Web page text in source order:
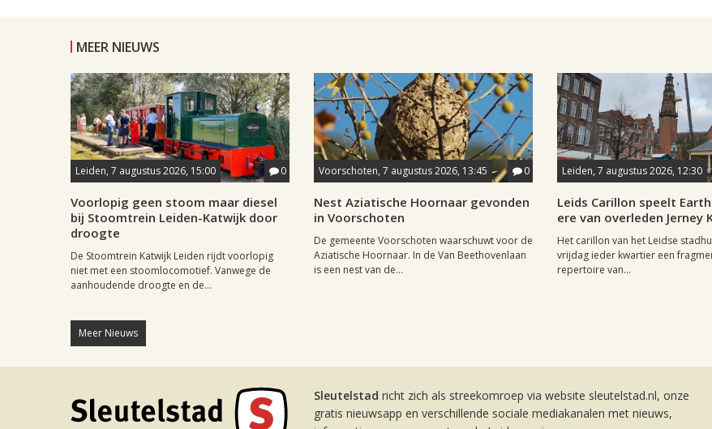
MEER NIEUWS
Leiden, 7 augustus 2026, 15:00 0
Voorlopig geen stoom maar diesel
bij Stoomtrein Leiden-Katwijk door
droogte
De Stoomtrein Katwijk Leiden rijdt voorlopig
niet met een stoomlocomotief. Vanwege de
aanhoudende droogte en de...
Voorschoten, 7 augustus 2026, 13:45 0
Nest Aziatische Hoornaar gevonden
in Voorschoten
De gemeente Voorschoten waarschuwt voor de
Aziatische Hoornaar. In de Van Beethovenlaan
is een nest van de...
Leiden, 7 augustus 2026, 12:30
Leids Carillon speelt
ere van overleden Jerney
Het carillon van het Leidse
vrijdag ieder kwartier een
repertoire van...
Meer Nieuws
Sleutelstad richt zich als streekomroep via website sleutelstad.nl, onze
gratis nieuwsapp en verschillende sociale mediakanalen met nieuws,